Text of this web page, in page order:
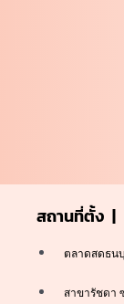
สถานที่ตั้ง |
ตลาดสดธน
สาขารัชดา